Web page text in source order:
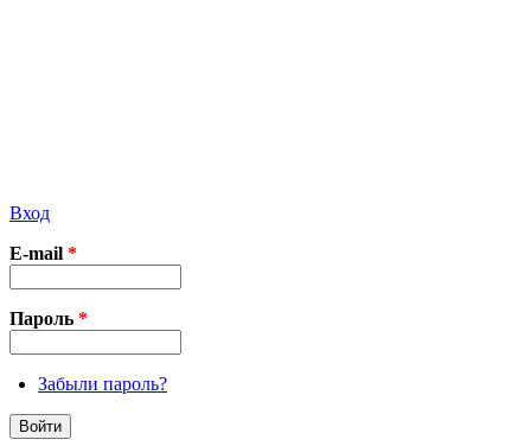
Вход
E-mail *
Пароль *
Забыли пароль?